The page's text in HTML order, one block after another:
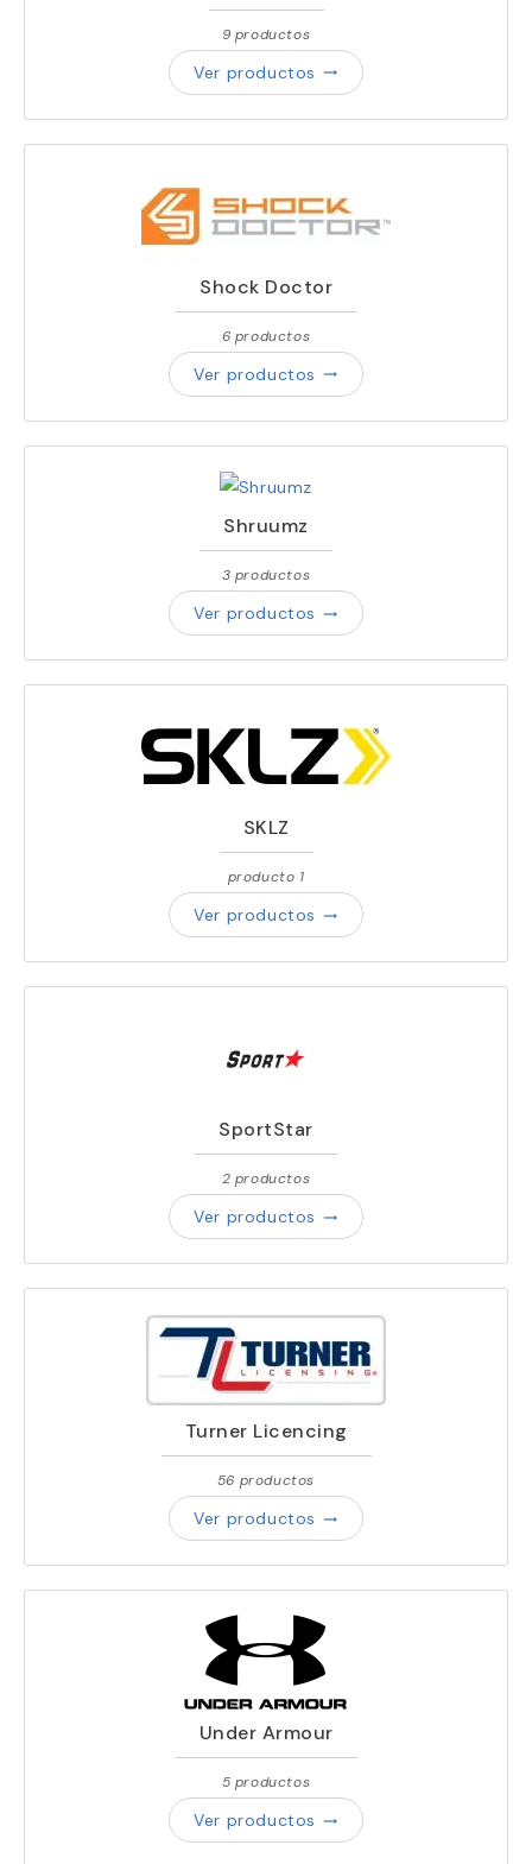
9 productos
Ver productos trending_flat
Shock Doctor
6 productos
Ver productos trending_flat
Shruumz
3 productos
Ver productos trending_flat
SKLZ
producto 1
Ver productos trending_flat
SportStar
2 productos
Ver productos trending_flat
Turner Licencing
56 productos
Ver productos trending_flat
Under Armour
5 productos
Ver productos trending_flat